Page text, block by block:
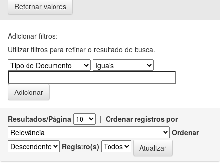
Retornar valores
Adicionar filtros:
Utilizar filtros para refinar o resultado de busca.
Resultados/Página | Ordenar registros por
Ordenar
Registro(s)